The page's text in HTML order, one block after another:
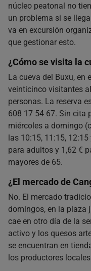
núcleo peatonal no
un problema si se
va en excursión
que gestionar esto.
¿Cómo se visita la
La cueva del Buxu, en
veinticinco visitantes
personas. La reserva
608 17 54 67. Sin cita
miércoles a domingo
las 10:15, 11:15,
para adultos y 1,62 €
mayores de 65.
¿El mercado de
No. El mercado
domingos, en la plaza
cae en otro día de la
activo y los quesos
se encuentran en
los productores